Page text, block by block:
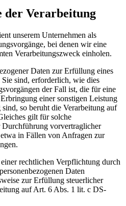
der Verarbeitung
unserem Unternehmen als
bei denen wir eine
Verarbeitungszweck einholen.
Daten zur Erfüllung eines
Sie sind, erforderlich, wie dies
der Fall ist, die für eine
einer sonstigen Leistung
so beruht die Verarbeitung auf
gilt für solche
Durchführung vorvertraglicher
in Fällen von Anfragen zur
rechtlichen Verpflichtung durch
Daten
zur Erfüllung steuerlicher
auf Art. 6 Abs. 1 lit. c DS-